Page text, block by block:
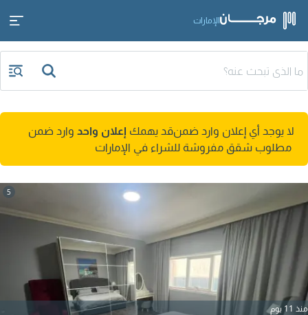
الإمارات
لا يوجد أي إعلان وارد ضمنقد يهمك إعلان واحد وارد ضمن
مطلوب شقق مفروشة للشراء في الإمارات
5
منذ 11 يوم